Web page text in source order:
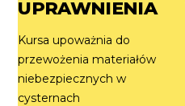
UPRAWNIENIA
Kursa upoważnia do
przewożenia materiałów
niebezpiecznych w
cysternach